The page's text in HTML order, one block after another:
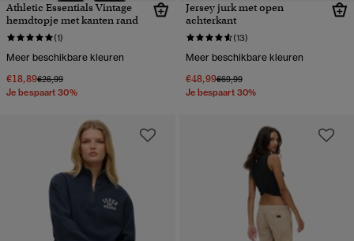
Athletic Essentials Vintage
hemdtopje met kanten rand
(1)
Meer beschikbare kleuren
€18,89Prijs verlaagd van
€26,99naar
Je bespaart 30%
Jersey jurk met open
achterkant
(13)
Meer beschikbare kleuren
€48,99Prijs verlaagd van
€69,99naar
Je bespaart 30%